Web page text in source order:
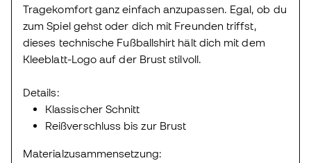
Tragekomfort ganz einfach anzupassen. Egal, ob du
zum Spiel gehst oder dich mit Freunden triffst,
dieses technische Fußballshirt hält dich mit dem
Kleeblatt-Logo auf der Brust stilvoll.
Details:
Klassischer Schnitt
Reißverschluss bis zur Brust
Materialzusammensetzung: